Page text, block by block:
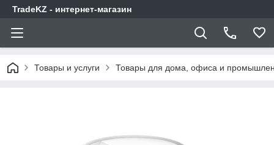
TradeKZ - интернет-магазин
Товары и услуги Товары для дома, офиса и